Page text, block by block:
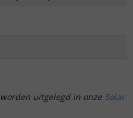
uitgelegd in onze Solar